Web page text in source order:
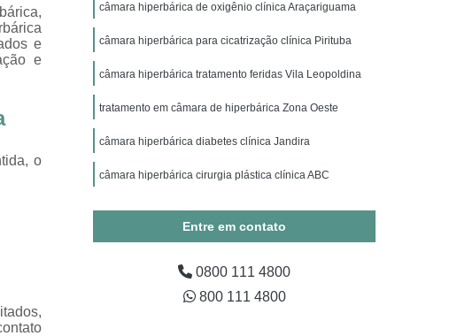
Oxigenoterapia para Tratamento de Feridas
Oxigenoterapia Tratamento de Feridas
Diabético
Hiperbárica Oxigenoterapia
Hiperbárica em Campina Grande
Oxigenoterapia Hiperbárica em São Paulo
Oxigenoterapia Hiperbárica em Taubaté
para Tratamento de Feridas
Sessão Câmara Hiperbárica
Hiperbárica
e
e
o
câmara hiperbárica de oxigênio clínica Araçariguama
câmara hiperbárica para cicatrização clínica Pirituba
câmara hiperbárica tratamento feridas Vila Leopoldina
tratamento em câmara de hiperbárica Zona Oeste
câmara hiperbárica diabetes clínica Jandira
câmara hiperbárica cirurgia plástica clínica ABC
Entre em contato
0800 111 4800
800 111 4800